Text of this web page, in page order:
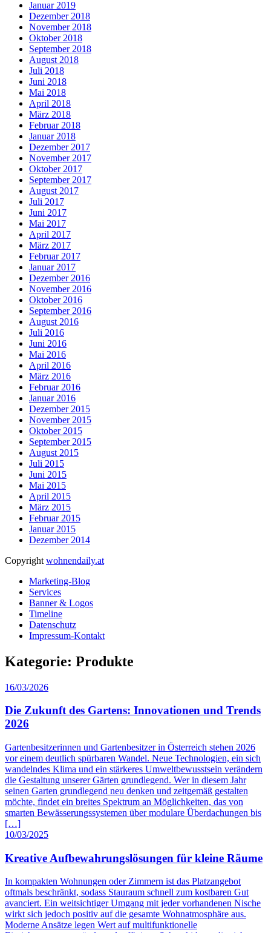
Januar 2019
Dezember 2018
November 2018
Oktober 2018
September 2018
August 2018
Juli 2018
Juni 2018
Mai 2018
April 2018
März 2018
Februar 2018
Januar 2018
Dezember 2017
November 2017
Oktober 2017
September 2017
August 2017
Juli 2017
Juni 2017
Mai 2017
April 2017
März 2017
Februar 2017
Januar 2017
Dezember 2016
November 2016
Oktober 2016
September 2016
August 2016
Juli 2016
Juni 2016
Mai 2016
April 2016
März 2016
Februar 2016
Januar 2016
Dezember 2015
November 2015
Oktober 2015
September 2015
August 2015
Juli 2015
Juni 2015
Mai 2015
April 2015
März 2015
Februar 2015
Januar 2015
Dezember 2014
Copyright wohnendaily.at
Marketing-Blog
Services
Banner & Logos
Timeline
Datenschutz
Impressum-Kontakt
Kategorie: Produkte
16/03/2026
Die Zukunft des Gartens: Innovationen und Trends
2026
Gartenbesitzerinnen und Gartenbesitzer in Österreich stehen 2026
vor einem deutlich spürbaren Wandel. Neue Technologien, ein sich
wandelndes Klima und ein stärkeres Umweltbewusstsein verändern
die Gestaltung unserer Gärten grundlegend. Wer in diesem Jahr
seinen Garten grundlegend neu denken und zeitgemäß gestalten
möchte, findet ein breites Spektrum an Möglichkeiten, das von
smarten Bewässerungssystemen über modulare Überdachungen bis
[…]
10/03/2025
Kreative Aufbewahrungslösungen für kleine Räume
In kompakten Wohnungen oder Zimmern ist das Platzangebot
oftmals beschränkt, sodass Stauraum schnell zum kostbaren Gut
avanciert. Ein weitsichtiger Umgang mit jeder vorhandenen Nische
wirkt sich jedoch positiv auf die gesamte Wohnatmosphäre aus.
Moderne Ansätze legen Wert auf multifunktionelle